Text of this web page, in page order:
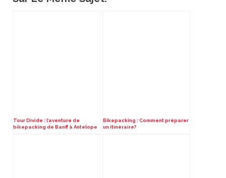
Tour Divide : l’aventure de
bikepacking de Banff à Antelope
Bikepacking : Comment préparer
un itinéraire?